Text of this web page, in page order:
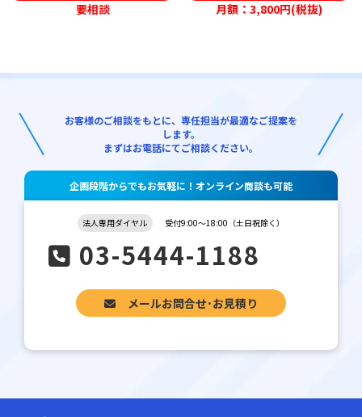
要相談 月額：3,800円(税抜)
お客様のご相談をもとに、専任担当が最適なご提案を
します。
まずはお電話にてご相談ください。
企画段階からでもお気軽に！オンライン商談も可能
法人専用ダイヤル 受付9:00～18:00（土日祝除く）
03-5444-1188
メールお問合せ･お見積り